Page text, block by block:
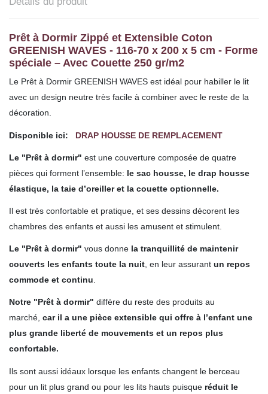
Prêt à Dormir Zippé et Extensible Coton
GREENISH WAVES - 116-70 x 200 x 5 cm - Forme
spéciale – Avec Couette 250 gr/m2
Le Prêt à Dormir GREENISH WAVES est idéal pour habiller le lit
avec un design neutre très facile à combiner avec le reste de la
décoration.
Disponible ici: DRAP HOUSSE DE REMPLACEMENT
Le "Prêt à dormir" est une couverture composée de quatre
pièces qui forment l’ensemble: le sac housse, le drap housse
élastique, la taie d’oreiller et la couette optionnelle.
Il est très confortable et pratique, et ses dessins décorent les
chambres des enfants et aussi les amusent et stimulent.
Le "Prêt à dormir" vous donne la tranquillité de maintenir
couverts les enfants toute la nuit, en leur assurant un repos
commode et continu.
Notre "Prêt à dormir" diffère du reste des produits au
marché, car il a une pièce extensible qui offre à l’enfant une
plus grande liberté de mouvements et un repos plus
confortable.
Ils sont aussi idéaux lorsque les enfants changent le berceau
pour un lit plus grand ou pour les lits hauts puisque réduit le